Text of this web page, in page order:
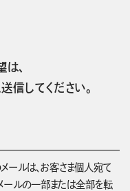
、
信してください。
ールは、お客さま個人宛て
ールの一部または全部を転